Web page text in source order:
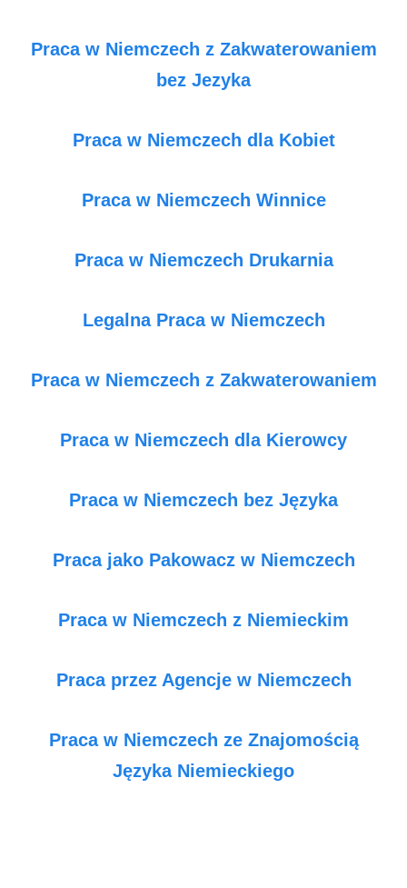
Praca w Niemczech z Zakwaterowaniem
bez Jezyka
Praca w Niemczech dla Kobiet
Praca w Niemczech Winnice
Praca w Niemczech Drukarnia
Legalna Praca w Niemczech
Praca w Niemczech z Zakwaterowaniem
Praca w Niemczech dla Kierowcy
Praca w Niemczech bez Języka
Praca jako Pakowacz w Niemczech
Praca w Niemczech z Niemieckim
Praca przez Agencje w Niemczech
Praca w Niemczech ze Znajomością
Języka Niemieckiego